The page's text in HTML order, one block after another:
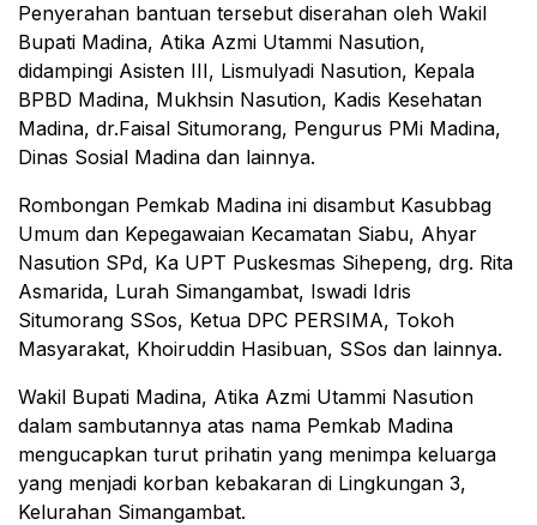
Penyerahan bantuan tersebut diserahan oleh Wakil
Bupati Madina, Atika Azmi Utammi Nasution,
didampingi Asisten III, Lismulyadi Nasution, Kepala
BPBD Madina, Mukhsin Nasution, Kadis Kesehatan
Madina, dr.Faisal Situmorang, Pengurus PMi Madina,
Dinas Sosial Madina dan lainnya.
Rombongan Pemkab Madina ini disambut Kasubbag
Umum dan Kepegawaian Kecamatan Siabu, Ahyar
Nasution SPd, Ka UPT Puskesmas Sihepeng, drg. Rita
Asmarida, Lurah Simangambat, Iswadi Idris
Situmorang SSos, Ketua DPC PERSIMA, Tokoh
Masyarakat, Khoiruddin Hasibuan, SSos dan lainnya.
Wakil Bupati Madina, Atika Azmi Utammi Nasution
dalam sambutannya atas nama Pemkab Madina
mengucapkan turut prihatin yang menimpa keluarga
yang menjadi korban kebakaran di Lingkungan 3,
Kelurahan Simangambat.